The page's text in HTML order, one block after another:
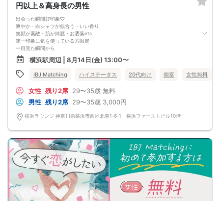
円以上＆高身長の男性
出会った瞬間好印象♡
爽やか・白シャツが似合う・いい香り
笑顔が素敵・肌が綺麗・お洒落etc
第一印象に気を使っている方限定
一目見た瞬間から
『あ、いいな♡』『もっと知りたいな』
と思える人と出会える予感＆hellip＆＆♪
▼さらに今回は、
ずっと憧れていた、言葉を言われたい。
告白・プロポーズは自分から派の男性
ドキドキが止まらない出会いを＆hellip＆＆
横浜駅周辺 | 8月14日(金) 13:00〜
IBJ Matching ハイステータス 20代向け 個室 女性無料
女性 残り2席 29〜35歳 無料
男性 残り2席 29〜35歳 3,000円
横浜ラウンジ 神奈川県横浜市西区北幸1‐6‐1 横浜ファーストビル10階